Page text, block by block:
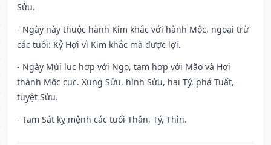
Sửu.
- Ngày này thuộc hành Kim khắc với hành Mộc, ngoại trừ
các tuổi: Kỷ Hợi vì Kim khắc mà được lợi.
- Ngày Mùi lục hợp với Ngọ, tam hợp với Mão và Hợi
thành Mộc cục. Xung Sửu, hình Sửu, hại Tý, phá Tuất,
tuyệt Sửu.
- Tam Sát kỵ mệnh các tuổi Thân, Tý, Thìn.